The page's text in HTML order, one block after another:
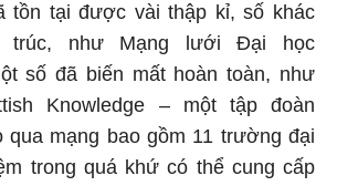
tồn tại được vài thập kỉ, số khác
trúc, như Mạng lưới Đại học
số đã biến mất hoàn toàn, như
Knowledge – một tập đoàn
qua mạng bao gồm 11 trường đại
trong quá khứ có thể cung cấp